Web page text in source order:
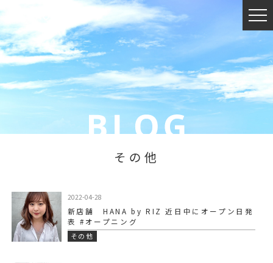
その他
2022-04-28
新店舗 HANA by RIZ 近日中にオープン日発
表️ #オープニング
その他